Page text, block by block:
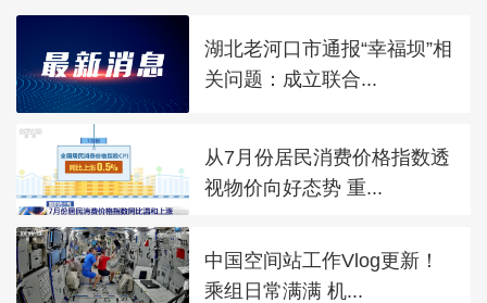
湖北老河口市通报“幸福坝”相
关问题：成立联合...
从7月份居民消费价格指数透
视物价向好态势 重...
中国空间站工作Vlog更新！
乘组日常满满 机...